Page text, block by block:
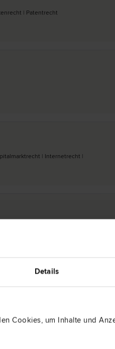
Details
Cookies, um Inhalte und
| Patent­recht
| Internet­recht |
| Arbeits­recht | Franchising |